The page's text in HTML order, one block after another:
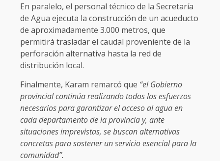
En paralelo, el personal técnico de la Secretaría
de Agua ejecuta la construcción de un acueducto
de aproximadamente 3.000 metros, que
permitirá trasladar el caudal proveniente de la
perforación alternativa hasta la red de
distribución local.
Finalmente, Karam remarcó que “el Gobierno
provincial continúa realizando todos los esfuerzos
necesarios para garantizar el acceso al agua en
cada departamento de la provincia y, ante
situaciones imprevistas, se buscan alternativas
concretas para sostener un servicio esencial para la
comunidad”.